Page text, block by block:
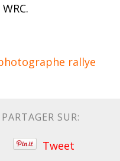
rallye
PARTAGER SUR:
Tweet